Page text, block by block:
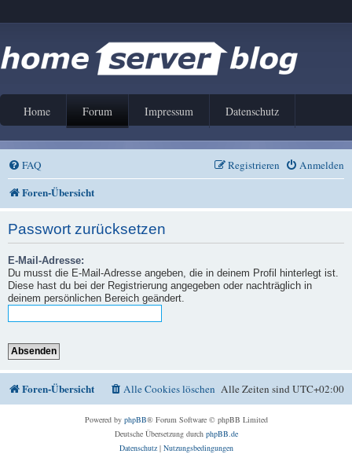
Home Forum Impressum Datenschutz
FAQ Anmelden
Registrieren
Foren-Übersicht
Passwort zurücksetzen
E-Mail-Adresse:
Du musst die E-Mail-Adresse angeben, die in deinem Profil hinterlegt ist.
Diese hast du bei der Registrierung angegeben oder nachträglich in
deinem persönlichen Bereich geändert.
Foren-Übersicht Alle Zeiten sindUTC+02:00
Alle Cookies löschen
Powered by phpBB® Forum Software © phpBB Limited
Deutsche Übersetzung durch phpBB.de
Datenschutz| Nutzungsbedingungen